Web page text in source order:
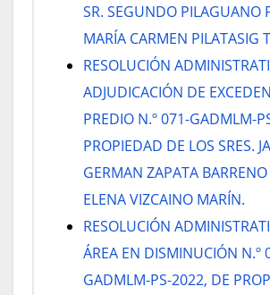
SR. SEGUNDO PILAGUANO
MARÍA CARMEN PILATASIG
RESOLUCIÓN
ADJUDICACIÓN DE
PREDIO N.º 071-GADMLM-
PROPIEDAD DE LOS SRES.
GERMAN ZAPATA
ELENA VIZCAINO MARÍN.
RESOLUCIÓN
ÁREA EN DISMINUCIÓN N.º
GADMLM-PS-2022, DE